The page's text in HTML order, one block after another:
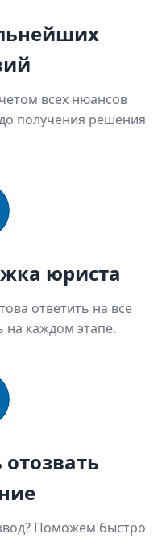
всех нюансов
получения решения
юриста
ответить на все
каждом этапе.
Поможем быстро